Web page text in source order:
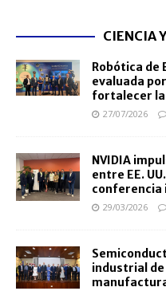
CIENCIA
Robótica de
evaluada
fortalecer la
27/07/2026
NVIDIA
entre EE.
conferencia
29/03/2026
industrial de